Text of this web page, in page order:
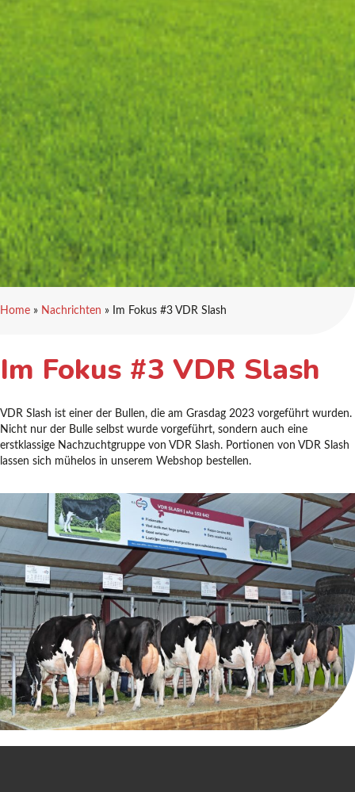
Home » Nachrichten » Im Fokus #3 VDR Slash
Im Fokus #3 VDR Slash
VDR Slash ist einer der Bullen, die am Grasdag 2023 vorgeführt wurden.
Nicht nur der Bulle selbst wurde vorgeführt, sondern auch eine
erstklassige Nachzuchtgruppe von VDR Slash. Portionen von VDR Slash
lassen sich mühelos in unserem Webshop bestellen.